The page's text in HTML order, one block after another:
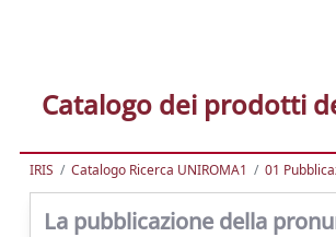
Catalogo dei prodotti
IRIS Catalogo Ricerca UNIROMA1 01
La pubblicazione della